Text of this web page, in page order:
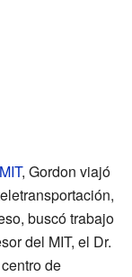
MIT, Gordon viajó
buscó trabajo
del MIT, el Dr.
de